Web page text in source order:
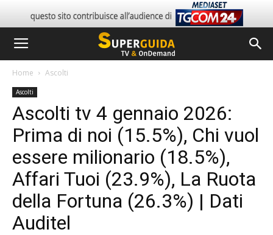
Home Ascolti
Ascolti
Ascolti tv 4 gennaio 2026:
Prima di noi (15.5%), Chi vuol
essere milionario (18.5%),
Affari Tuoi (23.9%), La Ruota
della Fortuna (26.3%) | Dati
Auditel